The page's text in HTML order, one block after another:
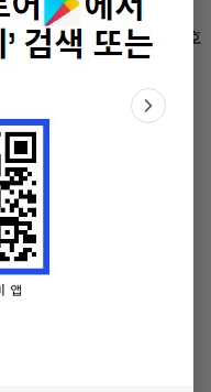
아파트 단지내 상가 210호
8811 | 이메일:
다.
즐겨찾기